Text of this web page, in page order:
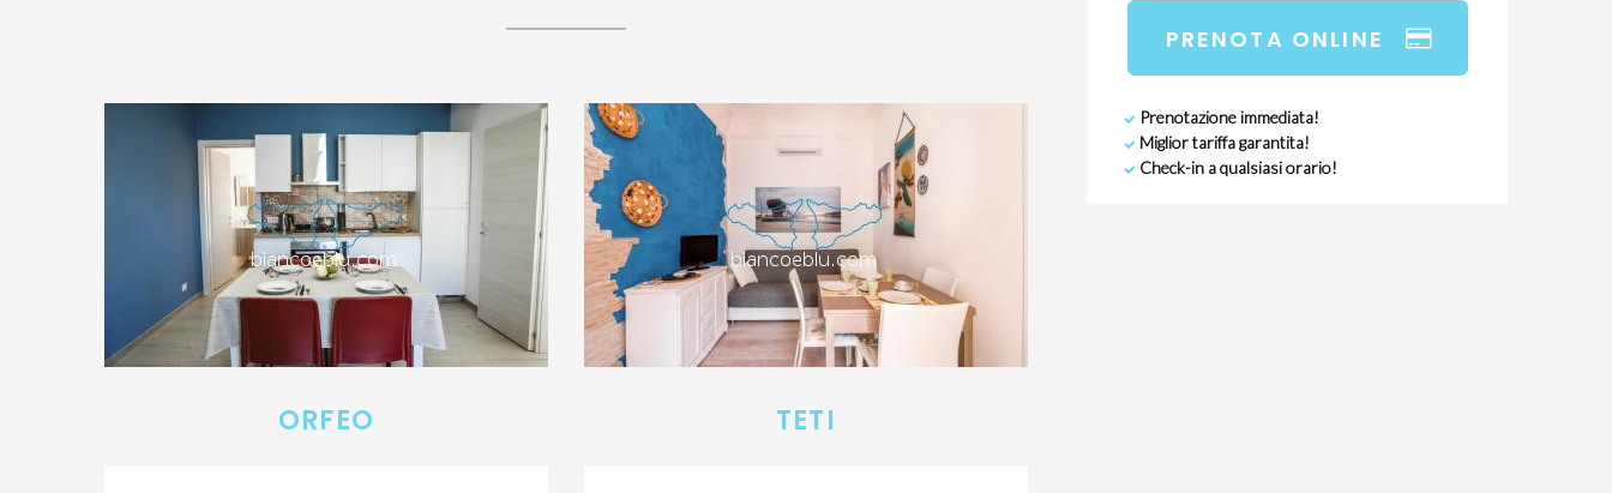
ORFEO TETI
PRENOTA ONLINE
Prenotazione immediata!
Miglior tariffa garantita!
Check-in a qualsiasi orario!